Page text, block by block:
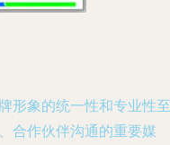
形象的统一性和专业性至
合作伙伴沟通的重要媒